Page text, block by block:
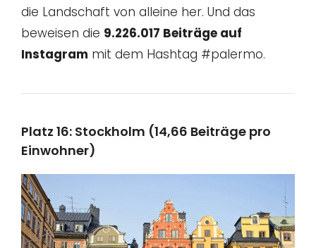
die Landschaft von alleine her. Und das
beweisen die 9.226.017 Beiträge auf
Instagram mit dem Hashtag #palermo.
Platz 16: Stockholm (14,66 Beiträge pro
Einwohner)